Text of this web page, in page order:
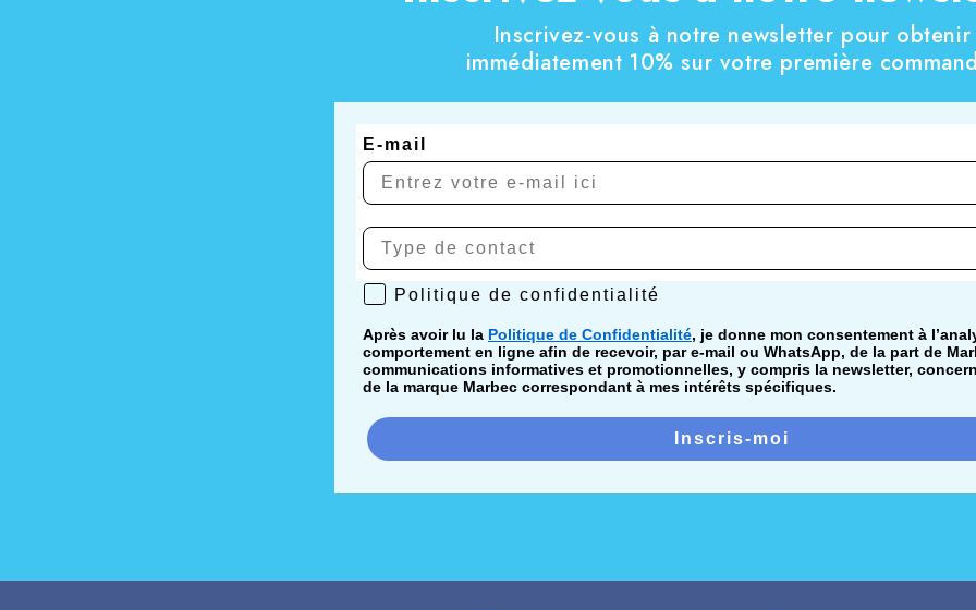
Inscrivez-vous à notre newsletter pour obtenir
immédiatement 10% sur votre première
E-mail
Politique de confidentialité
Politique de confidentialité
Après avoir lu la Politique de Confidentialité, je donne mon consentement à
comportement en ligne afin de recevoir, par e-mail ou WhatsApp, de la part de
communications informatives et promotionnelles, y compris la newsletter,
de la marque Marbec correspondant à mes intérêts spécifiques.
Inscris-moi